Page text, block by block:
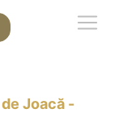
Joacă -